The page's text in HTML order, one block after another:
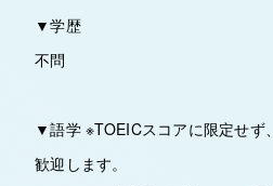
▼学歴
不問
▼語学 ※TOEICスコアに限定せず
歓迎します。